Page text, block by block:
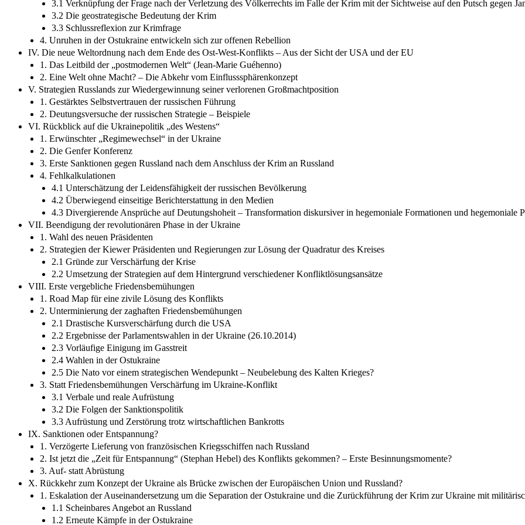
3.1 Verknüpfung der Frage nach der Verletzung des Völkerrechts im Falle der Krim mit der Sichtweise auf den Putsch gegen
3.2 Die geostrategische Bedeutung der Krim
3.3 Schlussreflexion zur Krimfrage
4. Unruhen in der Ostukraine entwickeln sich zur offenen Rebellion
IV. Die neue Weltordnung nach dem Ende des Ost-West-Konflikts – Aus der Sicht der USA und der EU
1. Das Leitbild der „postmodernen Welt“ (Jean-Marie Guéhenno)
2. Eine Welt ohne Macht? – Die Abkehr vom Einflusssphärenkonzept
V. Strategien Russlands zur Wiedergewinnung seiner verlorenen Großmachtposition
1. Gestärktes Selbstvertrauen der russischen Führung
2. Deutungsversuche der russischen Strategie – Beispiele
VI. Rückblick auf die Ukrainepolitik „des Westens“
1. Erwünschter „Regimewechsel“ in der Ukraine
2. Die Genfer Konferenz
3. Erste Sanktionen gegen Russland nach dem Anschluss der Krim an Russland
4. Fehlkalkulationen
4.1 Unterschätzung der Leidensfähigkeit der russischen Bevölkerung
4.2 Überwiegend einseitige Berichterstattung in den Medien
4.3 Divergierende Ansprüche auf Deutungshoheit – Transformation diskursiver in hegemoniale Formationen und hegemoniale
VII. Beendigung der revolutionären Phase in der Ukraine
1. Wahl des neuen Präsidenten
2. Strategien der Kiewer Präsidenten und Regierungen zur Lösung der Quadratur des Kreises
2.1 Gründe zur Verschärfung der Krise
2.2 Umsetzung der Strategien auf dem Hintergrund verschiedener Konfliktlösungsansätze
VIII. Erste vergebliche Friedensbemühungen
1. Road Map für eine zivile Lösung des Konflikts
2. Unterminierung der zaghaften Friedensbemühungen
2.1 Drastische Kursverschärfung durch die USA
2.2 Ergebnisse der Parlamentswahlen in der Ukraine (26.10.2014)
2.3 Vorläufige Einigung im Gasstreit
2.4 Wahlen in der Ostukraine
2.5 Die Nato vor einem strategischen Wendepunkt – Neubelebung des Kalten Krieges?
3. Statt Friedensbemühungen Verschärfung im Ukraine-Konflikt
3.1 Verbale und reale Aufrüstung
3.2 Die Folgen der Sanktionspolitik
3.3 Aufrüstung und Zerstörung trotz wirtschaftlichen Bankrotts
IX. Sanktionen oder Entspannung?
1. Verzögerte Lieferung von französischen Kriegsschiffen nach Russland
2. Ist jetzt die „Zeit für Entspannung“ (Stephan Hebel) des Konflikts gekommen? – Erste Besinnungsmomente?
3. Auf- statt Abrüstung
X. Rückkehr zum Konzept der Ukraine als Brücke zwischen der Europäischen Union und Russland?
1. Eskalation der Auseinandersetzung um die Separation der Ostukraine und die Zurückführung der Krim zur Ukraine mit
1.1 Scheinbares Angebot an Russland
1.2 Erneute Kämpfe in der Ostukraine